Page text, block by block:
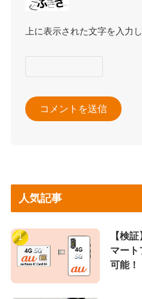
上に表示された文字を入力
人気記事
【検
マート
可能！